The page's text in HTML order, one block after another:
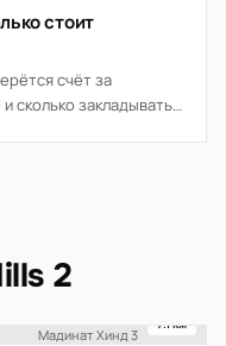
стоит
счёт за
сколько закладывать
2
Мадинат Хинд 3
7.1 км